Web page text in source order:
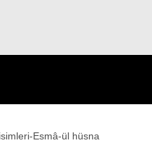
isimleri-Esmâ-ül hüsna